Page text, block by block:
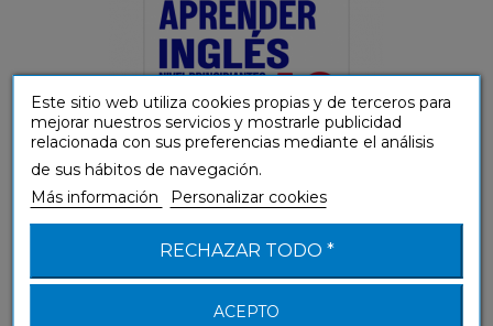
e-método Inglés
Este sitio web utiliza cookies propias y de terceros para
mejorar nuestros servicios y mostrarle publicidad
relacionada con sus preferencias mediante el análisis
de sus hábitos de navegación.
Más información
Personalizar cookies
RECHAZAR TODO *
ACEPTO